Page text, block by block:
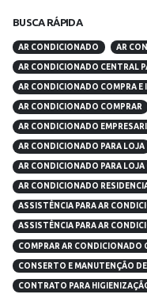
BUSCA RÁPIDA
AR CONDICIONADO AR
AR CONDICIONADO CENTRAL
AR CONDICIONADO COMPRA E
AR CONDICIONADO COMPRAR
AR CONDICIONADO
AR CONDICIONADO PARA LOJA
AR CONDICIONADO PARA LOJA
AR CONDICIONADO
ASSISTÊNCIA PARA AR
ASSISTÊNCIA PARA AR
COMPRAR AR CONDICIONADO
CONSERTO E MANUTENÇÃO
CONTRATO PARA